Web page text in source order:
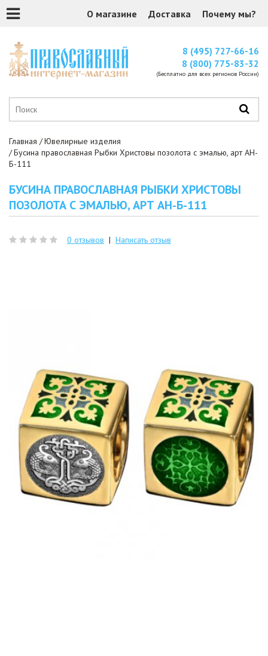
О магазине Доставка Почему мы?
8 (495) 727-66-16
8 (800) 775-83-32
(Бесплатно для всех регионов России)
Главная
Ювелирные изделия
Бусина православная Рыбки Христовы позолота с эмалью, арт АН-
Б-111
БУСИНА ПРАВОСЛАВНАЯ РЫБКИ ХРИСТОВЫ
ПОЗОЛОТА С ЭМАЛЬЮ, АРТ АН-Б-111
0 отзывов | Написать отзыв